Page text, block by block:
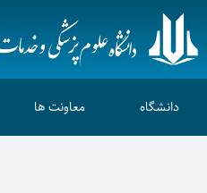
دانشگاه معاونت ها